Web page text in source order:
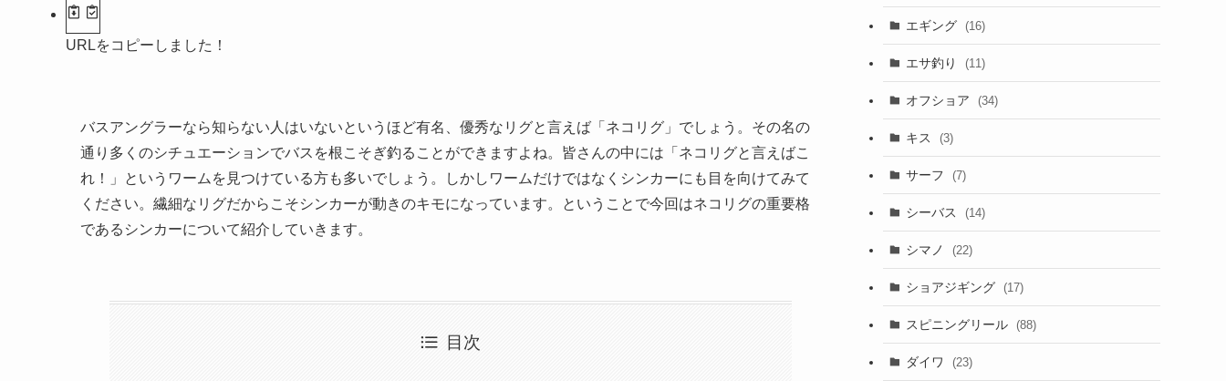
URLをコピーしました！
バスアングラーなら知らない人はいないというほど有名、優秀なリグと言えば「ネコリグ」でしょう。その名の
通り多くのシチュエーションでバスを根こそぎ釣ることができますよね。皆さんの中には「ネコリグと言えばこ
れ！」というワームを見つけている方も多いでしょう。しかしワームだけではなくシンカーにも目を向けてみて
ください。繊細なリグだからこそシンカーが動きのキモになっています。ということで今回はネコリグの重要格
であるシンカーについて紹介していきます。
目次
エギング (16)
エサ釣り (11)
オフショア (34)
キス (3)
サーフ (7)
シーバス (14)
シマノ (22)
ショアジギング (17)
スピニングリール (88)
ダイワ (23)